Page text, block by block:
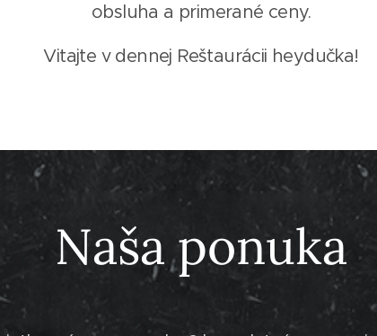
obsluha a primerané ceny.
Vitajte v dennej Reštaurácii heydučka!
Naša ponuka